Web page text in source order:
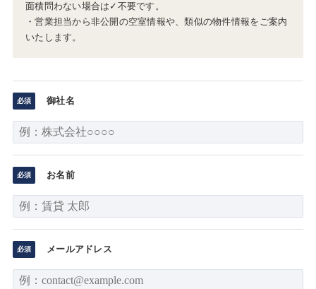
面積問わない場合は✓不要です。
・営業担当から非公開の空室情報や、類似の物件情報をご案内
いたします。
御社名
お名前
メールアドレス